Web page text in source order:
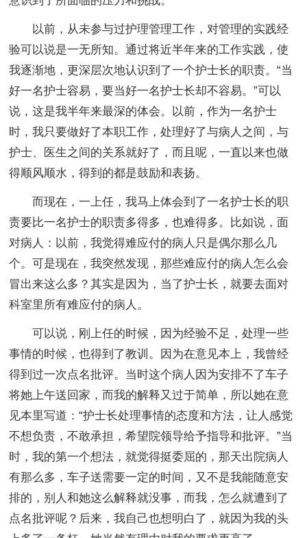
以前，从未参与过护理管理工作，对管理的实践经
验可以说是一无所知。通过将近半年来的工作实践，使
我逐渐地，更深层次地认识到了一个护士长的职责。“当
好一名护士容易，要当好一名护士长却不容易。”可以
说，这是我半年来最深的体会。以前，作为一名护士
时，我只要做好了本职工作，处理好了与病人之间，与
护士、医生之间的关系就好了，而且呢，一直以来也做
得顺风顺水，得到的都是鼓励和表扬。
而现在，一上任，我马上体会到了一名护士长的职
责要比一名护士的职责多得多，也难得多。比如说，面
对病人：以前，我觉得难应付的病人只是偶尔那么几
个。可是现在，我突然发现，那些难应付的病人怎么会
冒出来这么多？其实是因为，当了护士长，就要去面对
科室里所有难应付的病人。
可以说，刚上任的时候，因为经验不足，处理一些
事情的时候，也得到了教训。因为在意见本上，我曾经
得到过一次点名批评。当时这个病人因为安排不了车子
将她上午送回家，而我的解释又过于简单，所以她在意
见本里写道：“护士长处理事情的态度和方法，让人感觉
不想负责，不敢承担，希望院领导给予指导和批评。”当
时，我的第一个想法，就觉得挺委屈的，那天出院病人
有那么多，车子送需要一定的时间，又不是我能随意安
排的，别人和她这么解释就没事，而我，怎么就遭到了
点名批评呢？后来，我自己也想明白了，就因为我的头